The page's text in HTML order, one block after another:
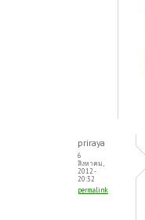
priraya
6
สิงหาคม,
2012 -
20:32
permalink